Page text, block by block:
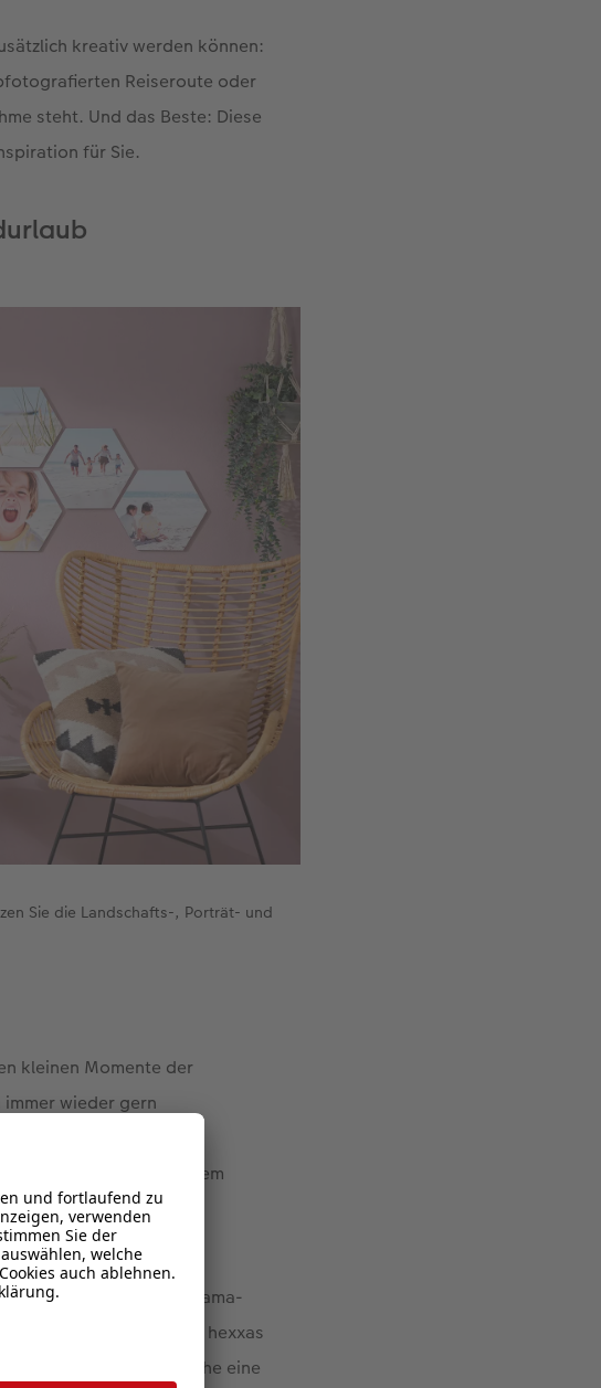
kreativ werden können:
Reiseroute oder
steht. Und das Beste: Diese
für Sie.
Sie die Landschafts-, Porträt- und
kleinen Momente der
wieder gern
Platz für diese
vielleicht zu einem
und Wasser. Bei Panorama-
auf zwei oder drei hexxas
Sie in unmittelbarer Nähe eine